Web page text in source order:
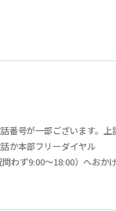
番号が一部ございます。上
か本部フリーダイヤル
わず9:00～18:00）へおか